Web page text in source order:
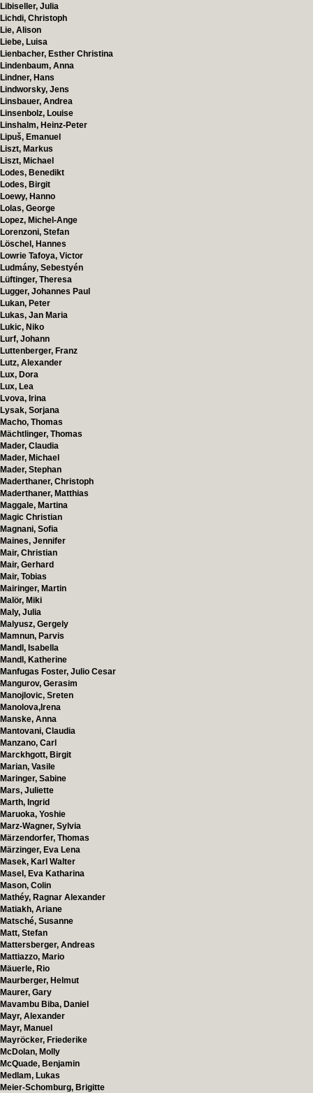
Libiseller, Julia
Lichdi, Christoph
Lie, Alison
Liebe, Luisa
Lienbacher, Esther Christina
Lindenbaum, Anna
Lindner, Hans
Lindworsky, Jens
Linsbauer, Andrea
Linsenbolz, Louise
Linshalm, Heinz-Peter
Lipuš, Emanuel
Liszt, Markus
Liszt, Michael
Lodes, Benedikt
Lodes, Birgit
Loewy, Hanno
Lolas, George
Lopez, Michel-Ange
Lorenzoni, Stefan
Löschel, Hannes
Lowrie Tafoya, Victor
Ludmány, Sebestyén
Lüftinger, Theresa
Lugger, Johannes Paul
Lukan, Peter
Lukas, Jan Maria
Lukic, Niko
Lurf, Johann
Luttenberger, Franz
Lutz, Alexander
Lux, Dora
Lux, Lea
Lvova, Irina
Lysak, Sorjana
Macho, Thomas
Mächtlinger, Thomas
Mader, Claudia
Mader, Michael
Mader, Stephan
Maderthaner, Christoph
Maderthaner, Matthias
Maggale, Martina
Magic Christian
Magnani, Sofia
Maines, Jennifer
Mair, Christian
Mair, Gerhard
Mair, Tobias
Mairinger, Martin
Malör, Miki
Maly, Julia
Malyusz, Gergely
Mamnun, Parvis
Mandl, Isabella
Mandl, Katherine
Manfugas Foster, Julio Cesar
Mangurov, Gerasim
Manojlovic, Sreten
Manolova,Irena
Manske, Anna
Mantovani, Claudia
Manzano, Carl
Marckhgott, Birgit
Marian, Vasile
Maringer, Sabine
Mars, Juliette
Marth, Ingrid
Maruoka, Yoshie
Marz-Wagner, Sylvia
Märzendorfer, Thomas
Märzinger, Eva Lena
Masek, Karl Walter
Masel, Eva Katharina
Mason, Colin
Mathéy, Ragnar Alexander
Matiakh, Ariane
Matsché, Susanne
Matt, Stefan
Mattersberger, Andreas
Mattiazzo, Mario
Mäuerle, Rio
Maurberger, Helmut
Maurer, Gary
Mavambu Biba, Daniel
Mayr, Alexander
Mayr, Manuel
Mayröcker, Friederike
McDolan, Molly
McQuade, Benjamin
Medlam, Lukas
Meier-Schomburg, Brigitte